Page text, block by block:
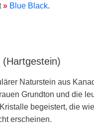
» Blue Black.
(Hartgestein)
Naturstein aus
Grundton und die
begeistert, die
erscheinen.